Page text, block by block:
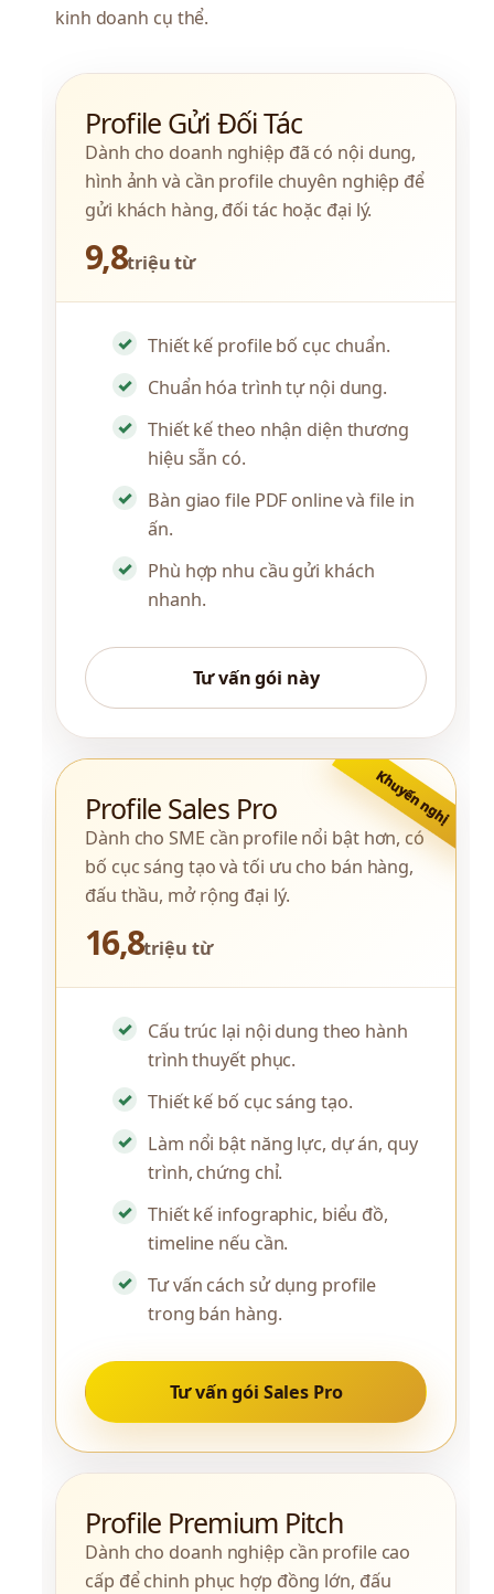
kinh doanh cụ thể.
Profile Gửi Đối Tác
Dành cho doanh nghiệp đã có nội dung,
hình ảnh và cần profile chuyên nghiệp để
gửi khách hàng, đối tác hoặc đại lý.
9,8triệu từ
Thiết kế profile bố cục chuẩn.
Chuẩn hóa trình tự nội dung.
Thiết kế theo nhận diện thương
hiệu sẵn có.
Bàn giao file PDF online và file in
ấn.
Phù hợp nhu cầu gửi khách
nhanh.
Tư vấn gói này
Khuyến nghị
Profile Sales Pro
Dành cho SME cần profile nổi bật hơn, có
bố cục sáng tạo và tối ưu cho bán hàng,
đấu thầu, mở rộng đại lý.
16,8triệu từ
Cấu trúc lại nội dung theo hành
trình thuyết phục.
Thiết kế bố cục sáng tạo.
Làm nổi bật năng lực, dự án, quy
trình, chứng chỉ.
Thiết kế infographic, biểu đồ,
timeline nếu cần.
Tư vấn cách sử dụng profile
trong bán hàng.
Tư vấn gói Sales Pro
Profile Premium Pitch
Dành cho doanh nghiệp cần profile cao
cấp để chinh phục hợp đồng lớn, đấu